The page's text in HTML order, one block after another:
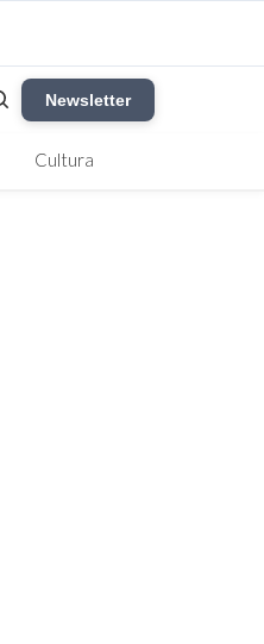
Newsletter
Cultura